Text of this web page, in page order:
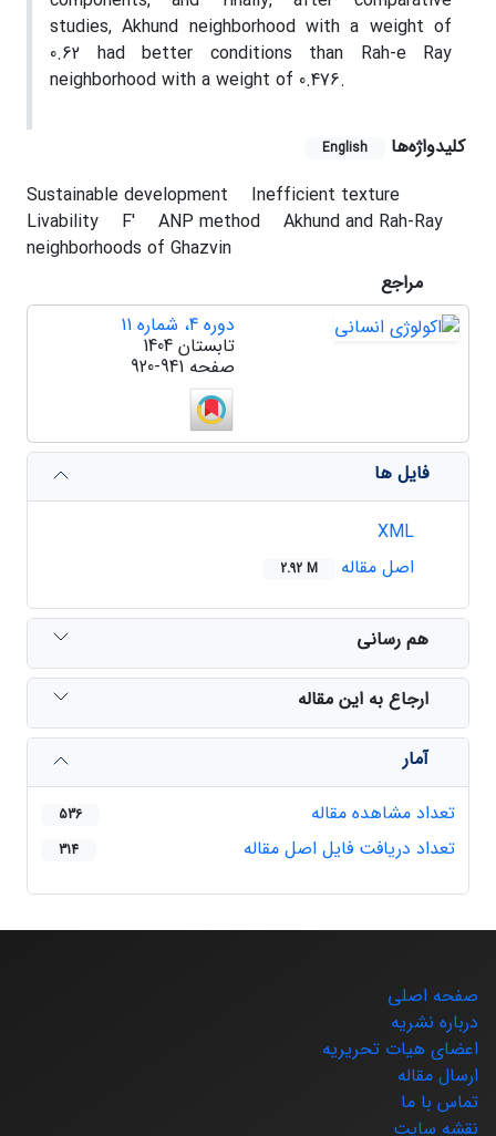
studies, Akhund neighborhood with a weight of
0.62 had better conditions than Rah-e Ray
neighborhood with a weight of 0.476.
کلیدواژه‌ها English
Sustainable development
Inefficient texture
Livability
F' ANP method
Akhund and Rah-Ray
neighborhoods of Ghazvin
مراجع
دوره 4، شماره 11
تابستان 1404
صفحه 920-941
فایل ها
اصل مقاله
2.92 M
هم رسانی
ارجاع به این مقاله
آمار
تعداد مشاهده مقاله
536
تعداد دریافت فایل اصل مقاله 314
صفحه اصلی
درباره نشریه
اعضای هیات تحریریه
ارسال مقاله
تماس با ما
نقشه سایت